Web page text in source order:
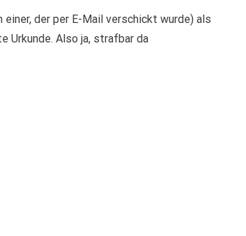
der per E-Mail verschickt wurde) als
Urkunde. Also ja, strafbar da